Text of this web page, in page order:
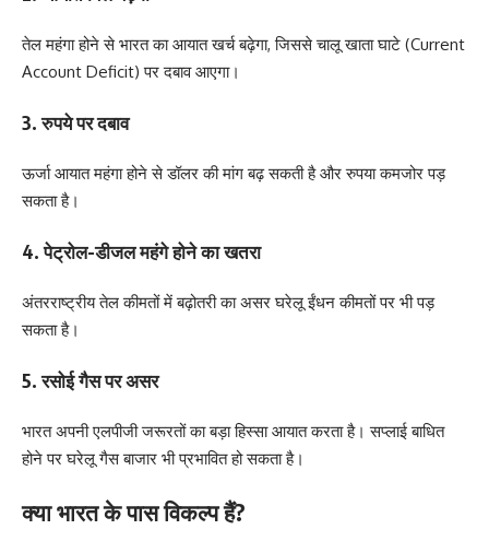
तेल महंगा होने से भारत का आयात खर्च बढ़ेगा, जिससे चालू खाता घाटे (Current
Account Deficit) पर दबाव आएगा।
3. रुपये पर दबाव
ऊर्जा आयात महंगा होने से डॉलर की मांग बढ़ सकती है और रुपया कमजोर पड़
सकता है।
4. पेट्रोल-डीजल महंगे होने का खतरा
अंतरराष्ट्रीय तेल कीमतों में बढ़ोतरी का असर घरेलू ईंधन कीमतों पर भी पड़
सकता है।
5. रसोई गैस पर असर
भारत अपनी एलपीजी जरूरतों का बड़ा हिस्सा आयात करता है। सप्लाई बाधित
होने पर घरेलू गैस बाजार भी प्रभावित हो सकता है।
क्या भारत के पास विकल्प हैं?